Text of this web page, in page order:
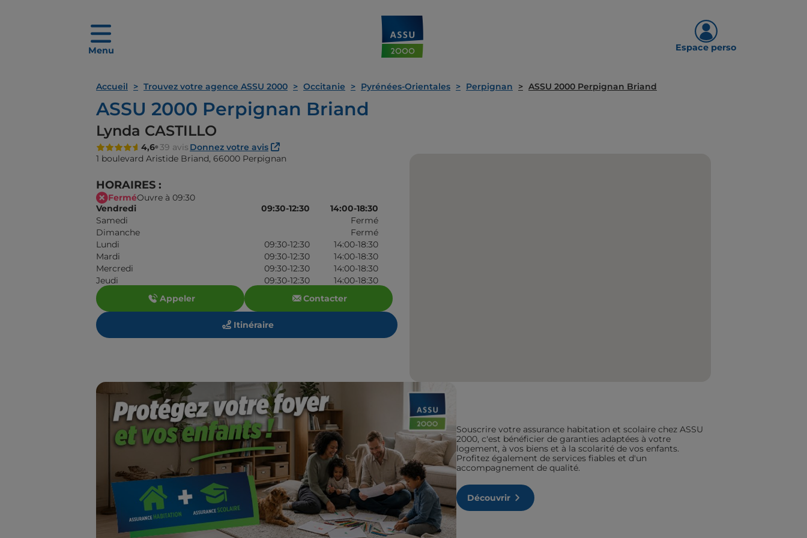
Menu Espace perso
Accueil Trouvez votre agence ASSU 2000 Occitanie Pyrénées-Orientales Perpignan ASSU 2000 Perpignan Briand
ASSU 2000 Perpignan Briand
Lynda CASTILLO
4,6 39 avis Donnez votre avis
1 boulevard Aristide Briand, 66000 Perpignan
HORAIRES :
FerméOuvre à 09:30
Vendredi
09:30-12:30
14:00-18:30
Samedi
Fermé
Dimanche
Fermé
Lundi
09:30-12:30
14:00-18:30
Mardi
09:30-12:30
14:00-18:30
Mercredi
09:30-12:30
14:00-18:30
Jeudi
09:30-12:30
14:00-18:30
Appeler
Contacter
Itinéraire
Souscrire votre assurance habitation et scolaire chez ASSU
2000, c'est bénéficier de garanties adaptées à votre
logement, à vos biens et à la scolarité de vos enfants.
Profitez également de services fiables et d'un
accompagnement de qualité.
Découvrir